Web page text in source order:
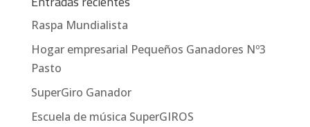
Raspa Mundialista
Hogar empresarial Pequeños Ganadores Nº3
Pasto
SuperGiro Ganador
Escuela de música SuperGIROS